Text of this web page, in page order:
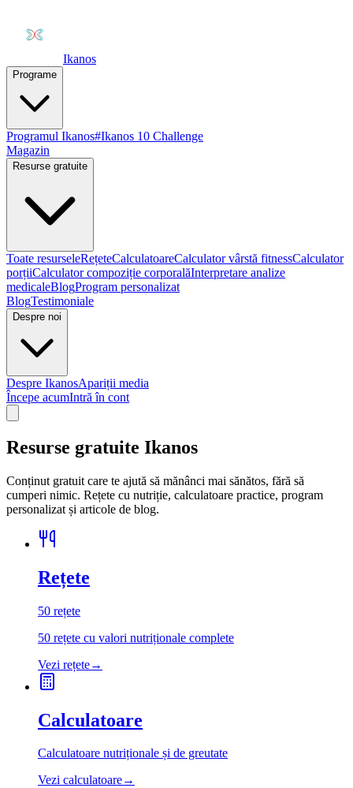
Ikanos
Programe
Programul Ikanos#Ikanos 10 Challenge
Magazin
Resurse gratuite
Toate resurseleRețeteCalculatoareCalculator vârstă fitnessCalculator
porțiiCalculator compoziție corporalăInterpretare analize
medicaleBlogProgram personalizat
BlogTestimoniale
Despre noi
Despre IkanosApariții media
Începe acumIntră în cont
Resurse gratuite Ikanos
Conținut gratuit care te ajută să mănânci mai sănătos, fără să
cumperi nimic. Rețete cu nutriție, calculatoare practice, program
personalizat și articole de blog.
Rețete
50 rețete
50 rețete cu valori nutriționale complete
Vezi rețete→
Calculatoare
Calculatoare nutriționale și de greutate
Vezi calculatoare→